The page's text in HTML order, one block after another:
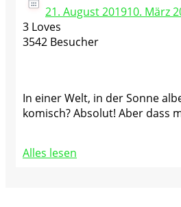
21. August 201910. März
3 Loves
3542 Besucher
In einer Welt, in der Sonne
komisch? Absolut! Aber dass
Alles lesen